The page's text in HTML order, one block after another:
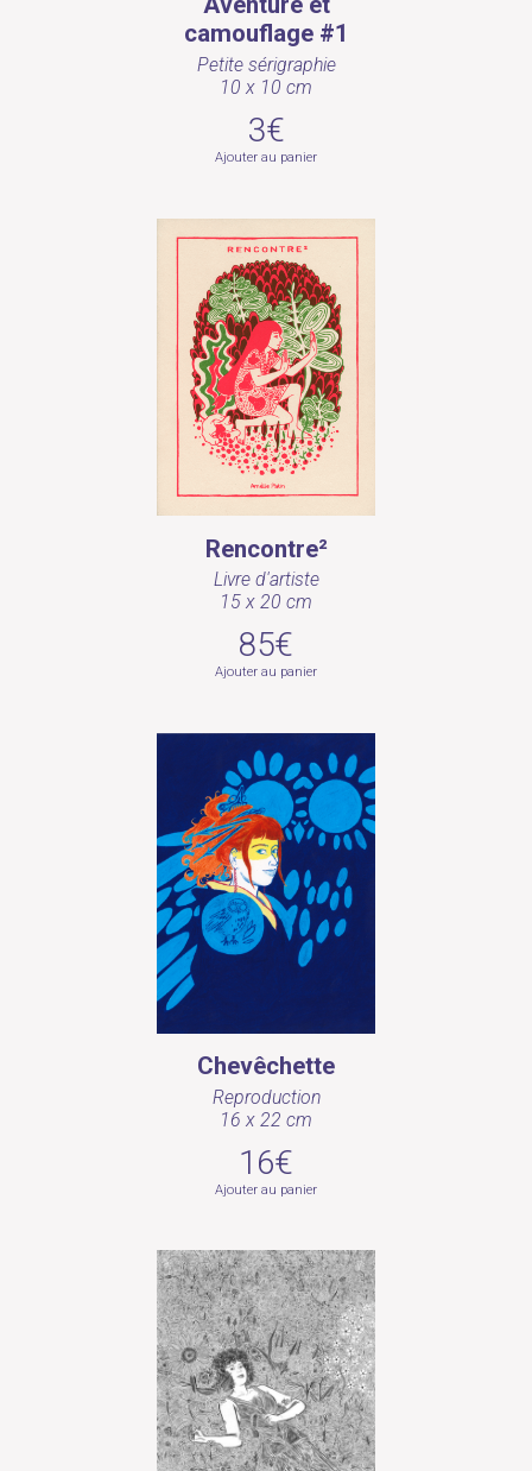
camouflage #1
Petite sérigraphie
10 x 10 cm
3€
Ajouter au panier
Rencontre²
Livre d'artiste
15 x 20 cm
85€
Ajouter au panier
Chevêchette
Reproduction
16 x 22 cm
16€
Ajouter au panier